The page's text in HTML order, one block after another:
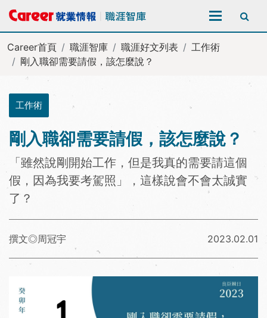
全站搜尋
Career首頁 職涯智庫 職涯好文列表
工作術
剛入職卻需要請假，該怎麼說？
工作術
剛入職卻需要請假，該怎麼說？
「雖然說剛開始工作，但是我真的需要請這個
假，因為我要考駕照」，這樣說會不會太誠實
了？
撰文◎周冠宇 2023.02.01